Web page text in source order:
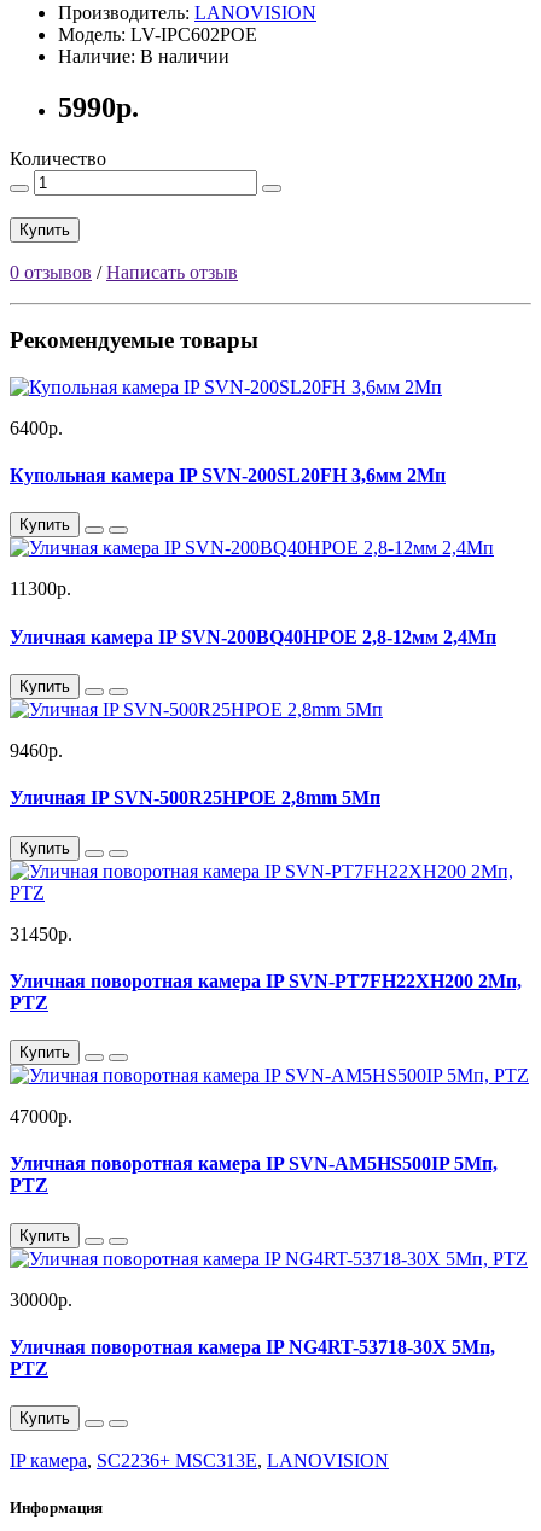
Производитель: LANOVISION
Модель: LV-IPC602POE
Наличие: В наличии
5990р.
Количество
Купить
0 отзывов /Написать отзыв
Рекомендуемые товары
6400р.
Купольная камера IP SVN-200SL20FH 3,6мм 2Мп
Купить
11300р.
Уличная камера IP SVN-200BQ40HPOE 2,8-12мм 2,4Мп
Купить
9460р.
Уличная IP SVN-500R25HPOE 2,8mm 5Мп
Купить
31450р.
Уличная поворотная камера IP SVN-PT7FH22XH200 2Мп,
PTZ
Купить
47000р.
Уличная поворотная камера IP SVN-AM5HS500IP 5Мп,
PTZ
Купить
30000р.
Уличная поворотная камера IP NG4RT-53718-30X 5Мп,
PTZ
Купить
IP камера, SC2236+ MSC313E, LANOVISION
Информация